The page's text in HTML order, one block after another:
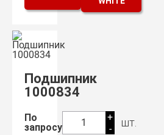
Подшипник
1000834
По
запросу
1
+
-
шт.